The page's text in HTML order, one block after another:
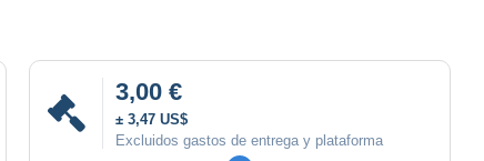
3,00 €
± 3,47 US$
Excluidos gastos de entrega y plataforma